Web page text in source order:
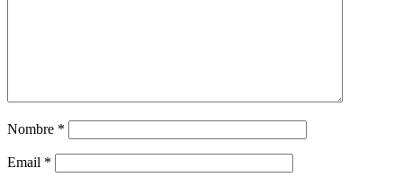
Nombre *
Email *